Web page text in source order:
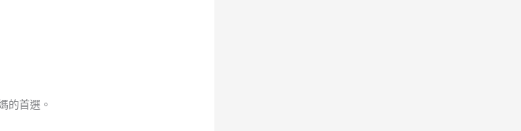
的首選。